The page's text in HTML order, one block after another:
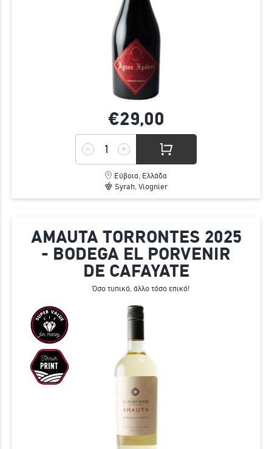
€29,00
Εύβοια, Ελλάδα
Syrah, Viognier
AMAUTA TORRONTES 2025
- BODEGA EL PORVENIR
DE CAFAYATE
Όσο τυπικό, άλλο τόσο επικό!